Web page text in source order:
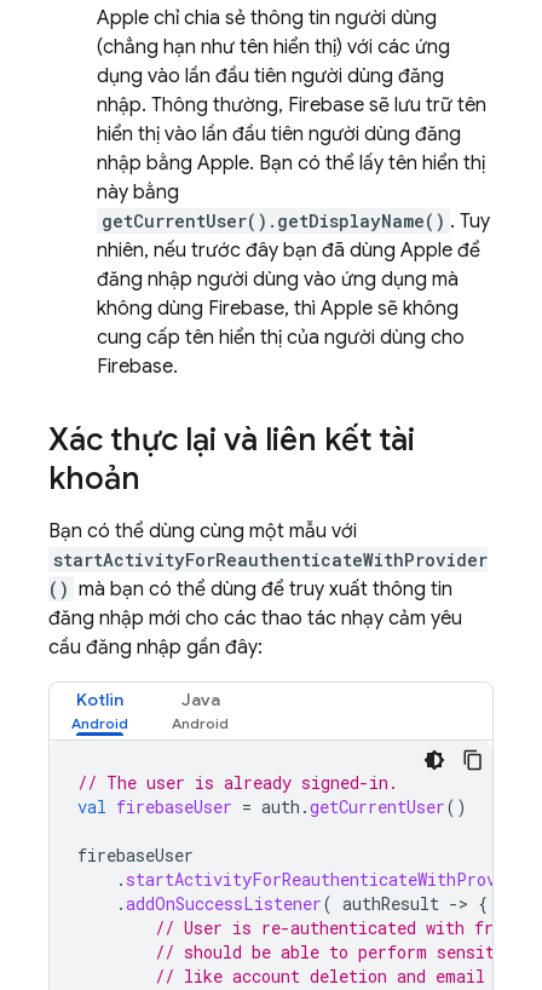
Apple chỉ chia sẻ thông tin người dùng
(chẳng hạn như tên hiển thị) với các ứng
dụng vào lần đầu tiên người dùng đăng
nhập. Thông thường, Firebase sẽ lưu trữ tên
hiển thị vào lần đầu tiên người dùng đăng
nhập bằng Apple. Bạn có thể lấy tên hiển thị
này bằng
getCurrentUser().getDisplayName() . Tuy
nhiên, nếu trước đây bạn đã dùng Apple để
đăng nhập người dùng vào ứng dụng mà
không dùng Firebase, thì Apple sẽ không
cung cấp tên hiển thị của người dùng cho
Firebase.
Xác thực lại và liên kết tài
khoản
Bạn có thể dùng cùng một mẫu với
startActivityForReauthenticateWithProvider
() mà bạn có thể dùng để truy xuất thông tin
đăng nhập mới cho các thao tác nhạy cảm yêu
cầu đăng nhập gần đây:
Kotlin Java
// The user is already signed-in.
val firebaseUser = auth .getCurrentUser()
firebaseUser
. startActivityForReauthenticateWithProvider
.addOnSuccessListener( authResult -> {
// User is re-authenticated with fresh
// should be able to perform sensitive
// like account deletion and email or